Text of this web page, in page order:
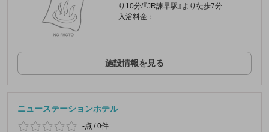
り10分/『JR諫早駅』より徒歩7分
入浴料金：-
施設情報を見る
ニューステーションホテル
-点 /0件